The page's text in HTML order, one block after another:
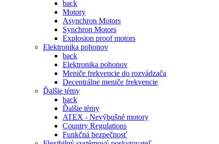
back
Motory
Asynchron Motors
Synchron Motors
Explosion proof motors
Elektronika pohonov
back
Elektronika pohonov
Meniče frekvencie do rozvádzača
Decentrálne meniče frekvencie
Ďalšie témy
back
Ďalšie témy
ATEX - Nevýbušné motory
Country Regulations
Funkčná bezpečnosť